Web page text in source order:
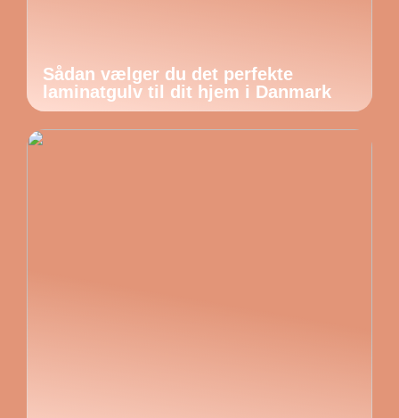
Sådan vælger du det perfekte
laminatgulv til dit hjem i Danmark